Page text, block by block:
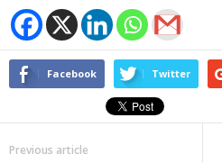
Facebook Twitter
Previous article